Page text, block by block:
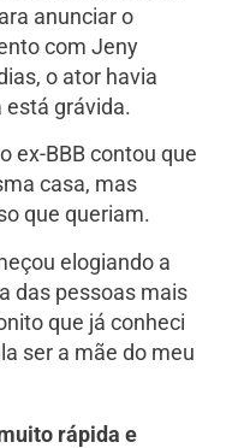
anunciar o
com Jeny
o ator havia
está grávida.
ex-BBB contou que
casa, mas
que queriam.
elogiando a
das pessoas mais
que já conheci
ser a mãe do meu
rápida e